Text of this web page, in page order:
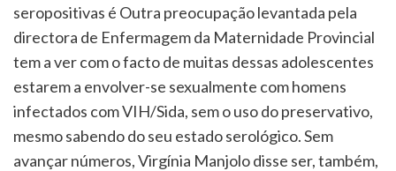
seropositivas é Outra preocupação levantada pela
directora de Enfermagem da Maternidade Provincial
tem a ver com o facto de muitas dessas adolescentes
estarem a envolver-se sexualmente com homens
infectados com VIH/Sida, sem o uso do preservativo,
mesmo sabendo do seu estado serológico. Sem
avançar números, Virgínia Manjolo disse ser, também,